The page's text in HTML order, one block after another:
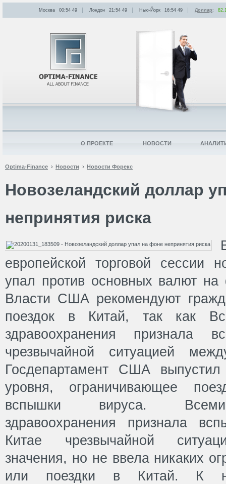
Optima-Finance Новости Новости Форекс
Новозеландский доллар
непринятия риска
европейской торговой сессии
упал против основных валют на
Власти США рекомендуют
поездок в Китай, так как
здравоохранения признала
чрезвычайной ситуацией
Госдепартамент США выпустил
уровня, ограничивающее
вспышки вируса.
здравоохранения признала
Китае чрезвычайной
значения, но не ввела никаких
или поездки в Китай. К
Москва 00:54 49 Лондон 21:54 49 Нью-Йорк 16:54 49 Доллар:
О ПРОЕКТЕ НОВОСТИ